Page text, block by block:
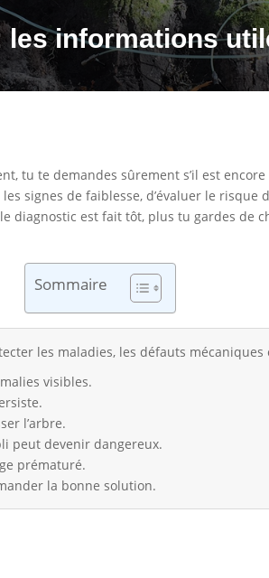
les informations
tu te demandes sûrement s’il est encore
signes de faiblesse, d’évaluer le
diagnostic est fait tôt, plus tu gardes de
Sommaire
les maladies, les défauts
visibles.
l’arbre.
peut devenir dangereux.
prématuré.
la bonne solution.